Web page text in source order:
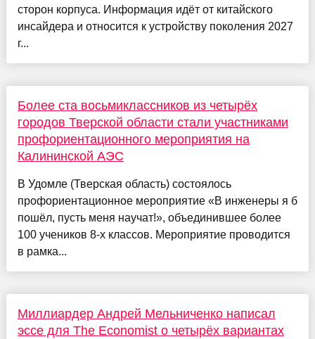
сторон корпуса. Информация идёт от китайского
инсайдера и относится к устройству поколения 2027
г...
Более ста восьмиклассников из четырёх
городов Тверской области стали участниками
профориентационного мероприятия на
Калининской АЭС
В Удомле (Тверская область) состоялось
профориентационное мероприятие «В инженеры я б
пошёл, пусть меня научат!», объединившее более
100 учеников 8-х классов. Мероприятие проводится
в рамка...
Миллиардер Андрей Мельниченко написал
эссе для The Economist о четырёх вариантах